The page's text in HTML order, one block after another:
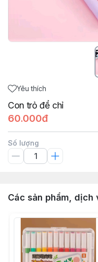
Yêu thích
Con trỏ để chỉ
60.000đ
Số lượng
Các sản phẩm, dịch